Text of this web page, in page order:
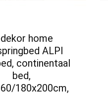
home
ALPI
continentaal
bed,
180x200cm,